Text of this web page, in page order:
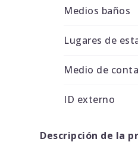
Medios baños
Lugares de
Medio de
ID externo
Descripción de la